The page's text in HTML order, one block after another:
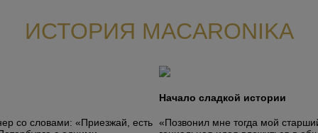
ИСТОРИЯ MACARONIKA
со словами: «Приезжай, есть
Начало сладкой истории
«Позвонил мне тогда мой